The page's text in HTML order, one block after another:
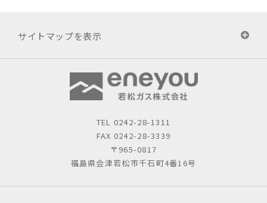
サイトマップを表示
TEL 0242-28-1311
FAX 0242-28-3339
〒965-0817
福島県会津若松市千石町4番16号